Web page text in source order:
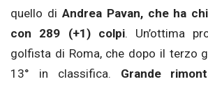
quello di Andrea Pavan, che ha
con 289 (+1) colpi. Un’ottima
golfista di Roma, che dopo il terzo
13° in classifica. Grande